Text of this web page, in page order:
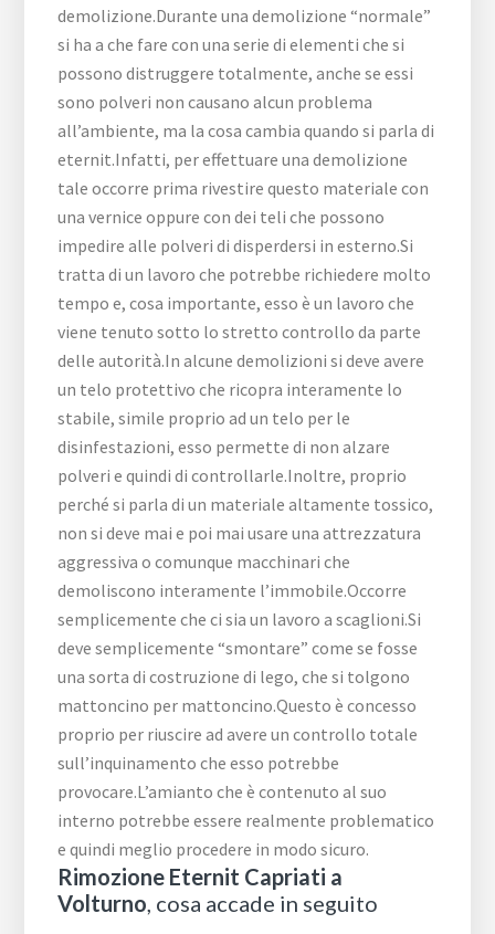
demolizione.Durante una demolizione “normale”
si ha a che fare con una serie di elementi che si
possono distruggere totalmente, anche se essi
sono polveri non causano alcun problema
all’ambiente, ma la cosa cambia quando si parla di
eternit.Infatti, per effettuare una demolizione
tale occorre prima rivestire questo materiale con
una vernice oppure con dei teli che possono
impedire alle polveri di disperdersi in esterno.Si
tratta di un lavoro che potrebbe richiedere molto
tempo e, cosa importante, esso è un lavoro che
viene tenuto sotto lo stretto controllo da parte
delle autorità.In alcune demolizioni si deve avere
un telo protettivo che ricopra interamente lo
stabile, simile proprio ad un telo per le
disinfestazioni, esso permette di non alzare
polveri e quindi di controllarle.Inoltre, proprio
perché si parla di un materiale altamente tossico,
non si deve mai e poi mai usare una attrezzatura
aggressiva o comunque macchinari che
demoliscono interamente l’immobile.Occorre
semplicemente che ci sia un lavoro a scaglioni.Si
deve semplicemente “smontare” come se fosse
una sorta di costruzione di lego, che si tolgono
mattoncino per mattoncino.Questo è concesso
proprio per riuscire ad avere un controllo totale
sull’inquinamento che esso potrebbe
provocare.L’amianto che è contenuto al suo
interno potrebbe essere realmente problematico
e quindi meglio procedere in modo sicuro.
Rimozione Eternit Capriati a
Volturno, cosa accade in seguito